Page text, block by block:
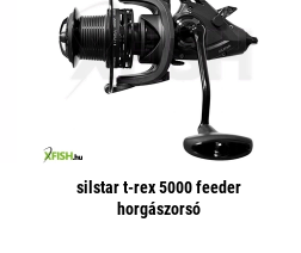
silstar t-rex 5000 feeder
horgászorsó